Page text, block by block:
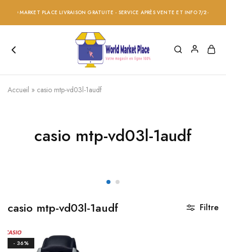
MARKET PLACE LIVRAISON GRATUITE - SERVICE APRÈS VENTE ET INFO 7/24 -
Accueil » casio mtp-vd03l-1audf
casio mtp-vd03l-1audf
casio mtp-vd03l-1audf Filtre
- 36%